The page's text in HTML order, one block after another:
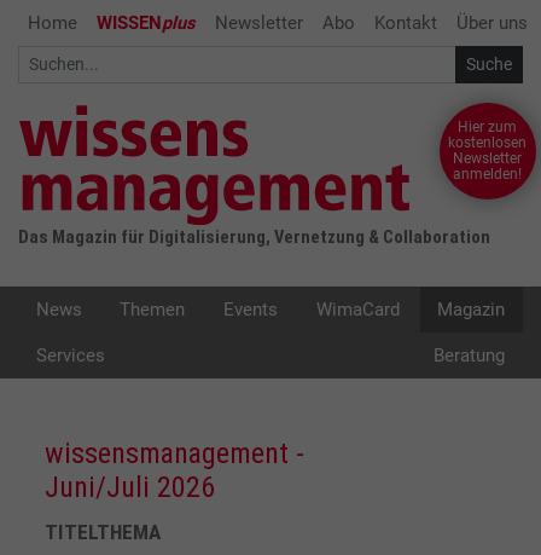
Home WISSENplus Newsletter Abo Kontakt Über uns
Das Magazin für Digitalisierung, Vernetzung & Collaboration
Hier zum
kostenlosen
Newsletter
anmelden!
News Themen Events WimaCard Magazin
Services Beratung
wissensmanagement -
Juni/Juli 2026
TITELTHEMA